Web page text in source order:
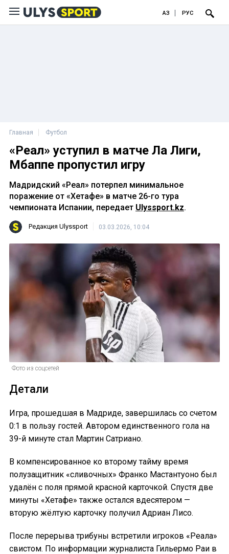
ҚАЗ РУС
Главная Футбол
«Реал» уступил в матче Ла Лиги,
Мбаппе пропустил игру
Мадридский «Реал» потерпел минимальное
поражение от «Хетафе» в матче 26-го тура
чемпионата Испании, передает Ulyssport.kz.
Редакция Ulyssport 03.03.2026, 10:04
Фото из соцсетей
Детали
Игра, прошедшая в Мадриде, завершилась со счетом
0:1 в пользу гостей. Автором единственного гола на
39-й минуте стал Мартин Сатриано.
В компенсированное ко второму тайму время
полузащитник «сливочных» Франко Мастантуоно был
удалён с поля прямой красной карточкой. Спустя две
минуты «Хетафе» также остался вдесятером —
вторую жёлтую карточку получил Адриан Лисо.
После перерыва трибуны встретили игроков «Реала»
свистом. По информации журналиста Гильермо Раи в